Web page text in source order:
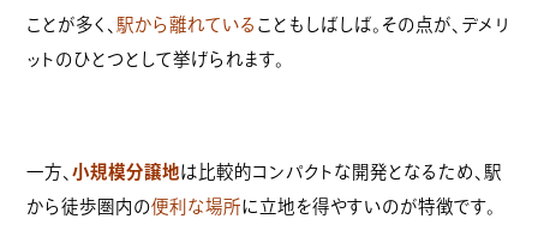
ことが多く、 駅から離れている こともしばしば。その点が、デメリ
ットのひとつとして挙げられます。
一方、小規模分譲地は比較的コンパクトな開発となるため、駅
から徒歩圏内の便利な場所に立地を得やすいのが特徴です。